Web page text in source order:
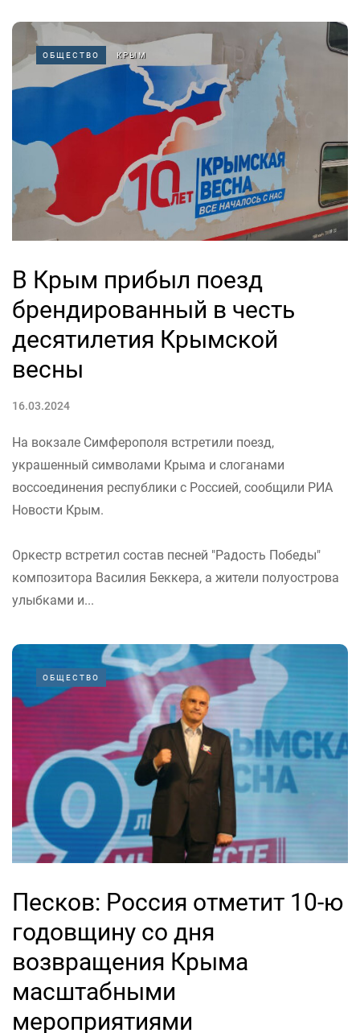
ОБЩЕСТВО КРЫМ
В Крым прибыл поезд
брендированный в честь
десятилетия Крымской
весны
16.03.2024
На вокзале Симферополя встретили поезд,
украшенный символами Крыма и слоганами
воссоединения республики с Россией, сообщили РИА
Новости Крым.
Оркестр встретил состав песней "Радость Победы"
композитора Василия Беккера, а жители полуострова
улыбками и...
ОБЩЕСТВО
Песков: Россия отметит 10-ю
годовщину со дня
возвращения Крыма
масштабными
мероприятиями